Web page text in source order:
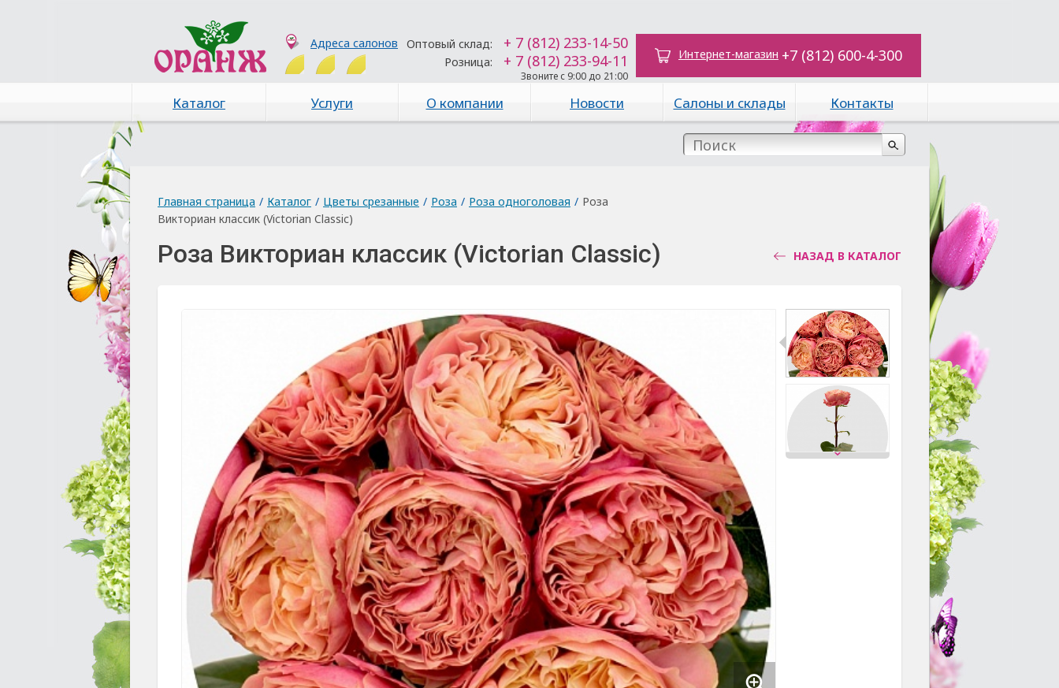
Адреса салонов Оптовый склад: + 7 (812) 233-14-50
Розница: + 7 (812) 233-94-11
Звоните с 9:00 до 21:00
Интернет-магазин +7 (812) 600-4-300
Каталог Услуги О компании Новости Салоны и склады Контакты
Главная страница / Каталог / Цветы срезанные / Роза / Роза одноголовая / Роза
Викториан классик (Victorian Classic)
Роза Викториан классик (Victorian Classic) НАЗАД В КАТАЛОГ